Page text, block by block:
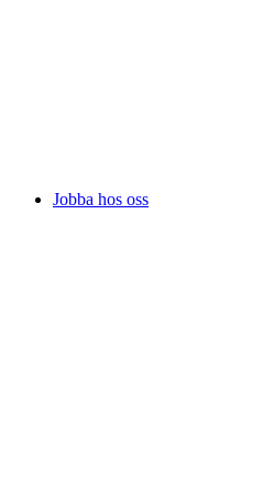
Jobba hos oss